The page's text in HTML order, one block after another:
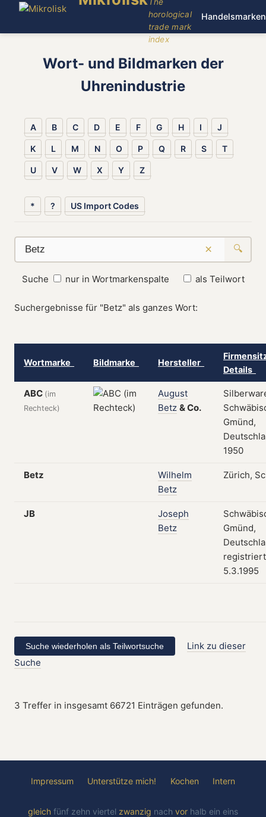
horological
trade mark
index
Handelsmarken
Wort- und Bildmarken der
Uhrenindustrie
A B C D E F G H I J
K L M N O P Q R S T
U V W X Y Z
* ? US Import Codes
× 🔍
Suche nur in Wortmarkenspalte als Teilwort
Suchergebnisse für "Betz" als ganzes Wort:
Wortmarke Bildmarke Hersteller
Details
ABC (im
Rechteck)
August
Betz &Co.
Gmünd,
1950
Betz
Wilhelm
Betz
Zürich,
JB
Joseph
Betz
Gmünd,
5.3.1995
Link zu dieser
Suche
3 Treffer in insgesamt 66721 Einträgen gefunden.
Impressum Unterstütze mich! Kochen Intern
gleich fünf zehn viertel zwanzig nach vor halb ein eins